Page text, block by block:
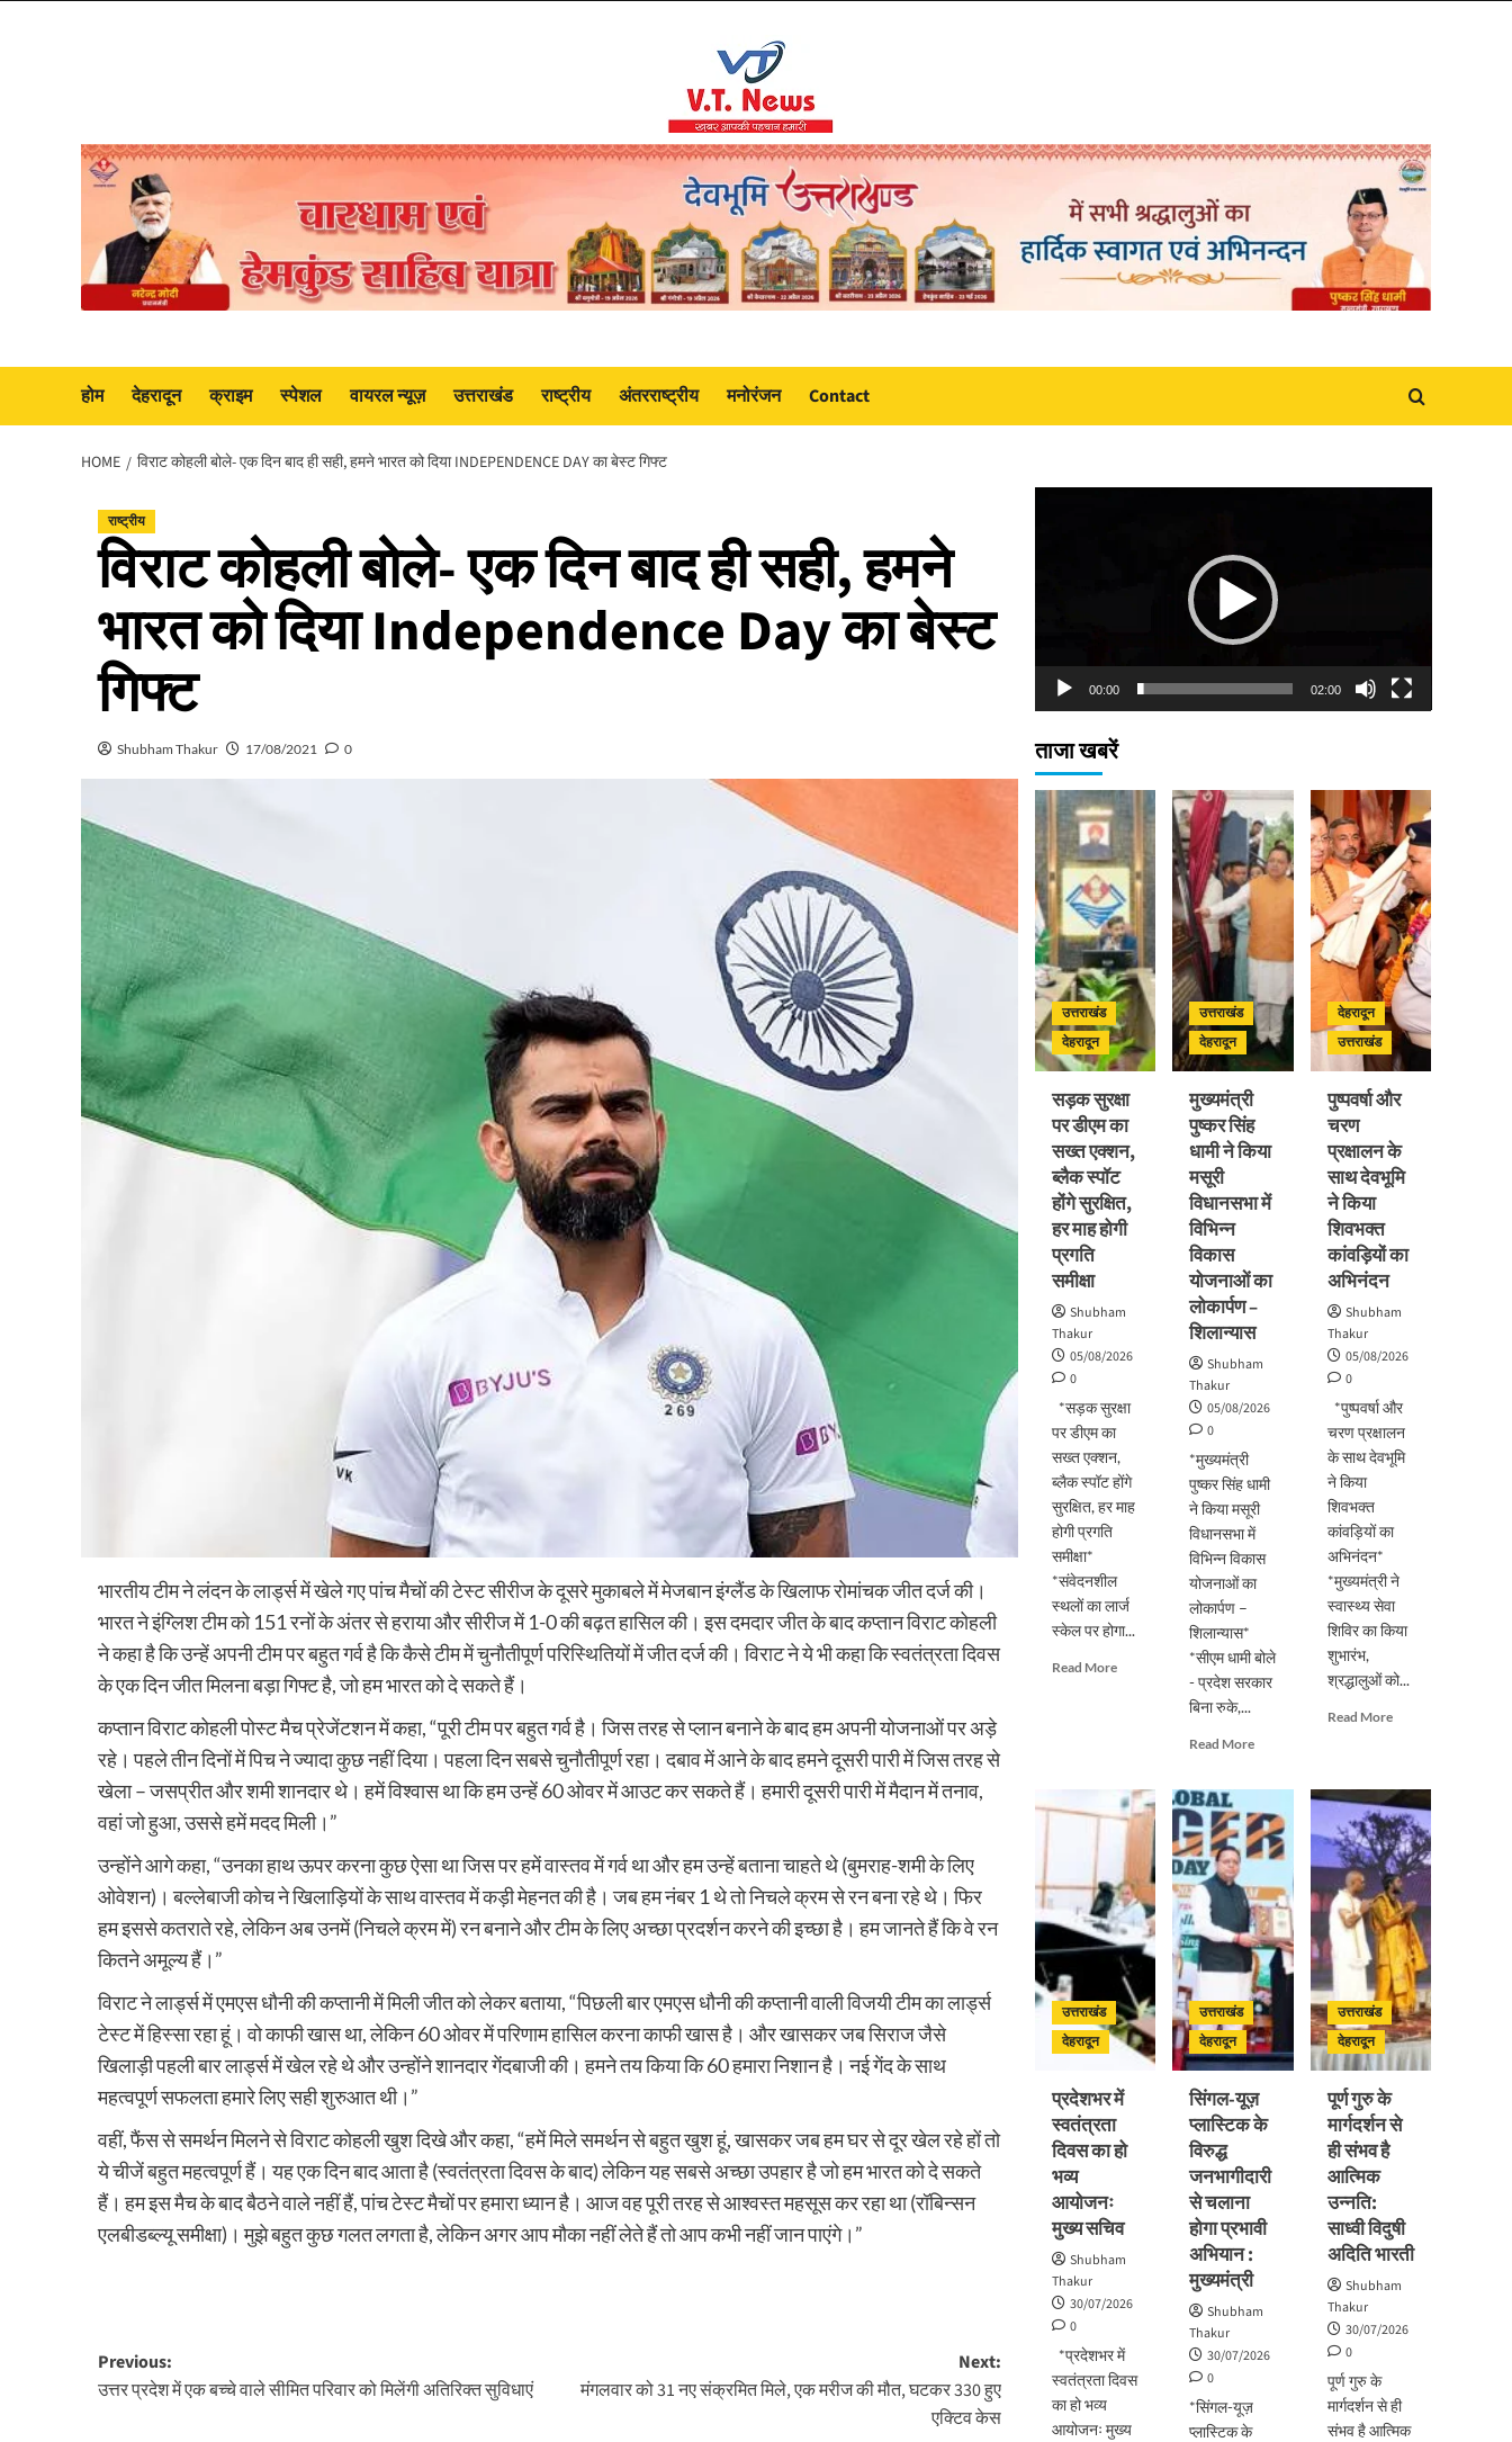
होम देहरादून क्राइम स्पेशल वायरल न्यूज़ उत्तराखंड राष्ट्रीय अंतरराष्ट्रीय मनोरंजन Contact
HOME विराट कोहली बोले- एक दिन बाद ही सही, हमने भारत को दिया INDEPENDENCE DAY का बेस्ट गिफ्ट
राष्ट्रीय
विराट कोहली बोले- एक दिन बाद ही सही, हमने
भारत को दिया Independence Day का बेस्ट
गिफ्ट
Shubham Thakur 17/08/2021 0
भारतीय टीम ने लंदन के लार्ड्स में खेले गए पांच मैचों की टेस्ट सीरीज के दूसरे मुकाबले में मेजबान इंग्लैंड के खिलाफ रोमांचक जीत दर्ज की।
भारत ने इंग्लिश टीम को 151 रनों के अंतर से हराया और सीरीज में 1-0 की बढ़त हासिल की। इस दमदार जीत के बाद कप्तान विराट कोहली
ने कहा है कि उन्हें अपनी टीम पर बहुत गर्व है कि कैसे टीम में चुनौतीपूर्ण परिस्थितियों में जीत दर्ज की। विराट ने ये भी कहा कि स्वतंत्रता दिवस
के एक दिन जीत मिलना बड़ा गिफ्ट है, जो हम भारत को दे सकते हैं।
कप्तान विराट कोहली पोस्ट मैच प्रेजेंटशन में कहा, “पूरी टीम पर बहुत गर्व है। जिस तरह से प्लान बनाने के बाद हम अपनी योजनाओं पर अड़े
रहे। पहले तीन दिनों में पिच ने ज्यादा कुछ नहीं दिया। पहला दिन सबसे चुनौतीपूर्ण रहा। दबाव में आने के बाद हमने दूसरी पारी में जिस तरह से
खेला – जसप्रीत और शमी शानदार थे। हमें विश्वास था कि हम उन्हें 60 ओवर में आउट कर सकते हैं। हमारी दूसरी पारी में मैदान में तनाव,
वहां जो हुआ, उससे हमें मदद मिली।”
उन्होंने आगे कहा, “उनका हाथ ऊपर करना कुछ ऐसा था जिस पर हमें वास्तव में गर्व था और हम उन्हें बताना चाहते थे (बुमराह-शमी के लिए
ओवेशन)। बल्लेबाजी कोच ने खिलाड़ियों के साथ वास्तव में कड़ी मेहनत की है। जब हम नंबर 1 थे तो निचले क्रम से रन बना रहे थे। फिर
हम इससे कतराते रहे, लेकिन अब उनमें (निचले क्रम में) रन बनाने और टीम के लिए अच्छा प्रदर्शन करने की इच्छा है। हम जानते हैं कि वे रन
कितने अमूल्य हैं।”
विराट ने लार्ड्स में एमएस धौनी की कप्तानी में मिली जीत को लेकर बताया, “पिछली बार एमएस धौनी की कप्तानी वाली विजयी टीम का लार्ड्स
टेस्ट में हिस्सा रहा हूं। वो काफी खास था, लेकिन 60 ओवर में परिणाम हासिल करना काफी खास है। और खासकर जब सिराज जैसे
खिलाड़ी पहली बार लार्ड्स में खेल रहे थे और उन्होंने शानदार गेंदबाजी की। हमने तय किया कि 60 हमारा निशान है। नई गेंद के साथ
महत्वपूर्ण सफलता हमारे लिए सही शुरुआत थी।”
वहीं, फैंस से समर्थन मिलने से विराट कोहली खुश दिखे और कहा, “हमें मिले समर्थन से बहुत खुश हूं, खासकर जब हम घर से दूर खेल रहे हों तो
ये चीजें बहुत महत्वपूर्ण हैं। यह एक दिन बाद आता है (स्वतंत्रता दिवस के बाद) लेकिन यह सबसे अच्छा उपहार है जो हम भारत को दे सकते
हैं। हम इस मैच के बाद बैठने वाले नहीं हैं, पांच टेस्ट मैचों पर हमारा ध्यान है। आज वह पूरी तरह से आश्वस्त महसूस कर रहा था (रॉबिन्सन
एलबीडब्ल्यू समीक्षा)। मुझे बहुत कुछ गलत लगता है, लेकिन अगर आप मौका नहीं लेते हैं तो आप कभी नहीं जान पाएंगे।”
Post
navigation
Previous:
उत्तर प्रदेश में एक बच्चे वाले सीमित परिवार को मिलेंगी अतिरिक्त सुविधाएं
Next:
मंगलवार को 31 नए संक्रमित मिले, एक मरीज की मौत, घटकर 330 हुए
एक्टिव केस
00:00 02:00
ताजा खबरें
उत्तराखंड
देहरादून
सड़क सुरक्षा
पर डीएम का
सख्त एक्शन,
ब्लैक स्पॉट
होंगे सुरक्षित,
हर माह होगी
प्रगति
समीक्षा
Shubham
Thakur
05/08/2026
0
*सड़क सुरक्षा
पर डीएम का
सख्त एक्शन,
ब्लैक स्पॉट होंगे
सुरक्षित, हर माह
होगी प्रगति
समीक्षा*
*संवेदनशील
स्थलों का लार्ज
स्केल पर होगा...
Read MoreRead
डीएम
का
सख्त
ब्लैक
स्पॉट
होंगे
सुरक्षित,
हर
माह
होगी
प्रगति
समीक्षा
उत्तराखंड
देहरादून
मुख्यमंत्री
पुष्कर सिंह
धामी ने किया
मसूरी
विधानसभा में
विभिन्न
विकास
योजनाओं का
लोकार्पण –
शिलान्यास
Shubham
Thakur
05/08/2026
0
*मुख्यमंत्री
पुष्कर सिंह धामी
ने किया मसूरी
विधानसभा में
विभिन्न विकास
योजनाओं का
लोकार्पण –
शिलान्यास*
*सीएम धामी बोले
- प्रदेश सरकार
बिना रुके,...
Read MoreRead
पुष्कर
सिंह
धामी
ने
किया
मसूरी
विधानसभा
में
विभिन्न
विकास
योजनाओं
का
–
शिलान्यास
देहरादून
उत्तराखंड
पुष्पवर्षा और
चरण
प्रक्षालन के
साथ देवभूमि
ने किया
शिवभक्त
कांवड़ियों का
अभिनंदन
Shubham
Thakur
05/08/2026
0
*पुष्पवर्षा और
चरण प्रक्षालन
के साथ देवभूमि
ने किया
शिवभक्त
कांवड़ियों का
अभिनंदन*
*मुख्यमंत्री ने
स्वास्थ्य सेवा
शिविर का किया
शुभारंभ,
श्रद्धालुओं को...
Read MoreRead
और
चरण
प्रक्षालन
के
साथ
देवभूमि
ने
किया
शिवभक्त
कांवड़ियों
का
अभिनंदन
उत्तराखंड
देहरादून
प्रदेशभर में
स्वतंत्रता
दिवस का हो
भव्य
आयोजनः
मुख्य सचिव
Shubham
Thakur
30/07/2026
0
*प्रदेशभर में
स्वतंत्रता दिवस
का हो भव्य
आयोजनः मुख्य
उत्तराखंड
देहरादून
सिंगल-यूज़
प्लास्टिक के
विरुद्ध
जनभागीदारी
से चलाना
होगा प्रभावी
अभियान :
मुख्यमंत्री
Shubham
Thakur
30/07/2026
0
*सिंगल-यूज़
प्लास्टिक के
उत्तराखंड
देहरादून
पूर्ण गुरु के
मार्गदर्शन से
ही संभव है
आत्मिक
उन्नति:
साध्वी विदुषी
अदिति भारती
Shubham
Thakur
30/07/2026
0
पूर्ण गुरु के
मार्गदर्शन से ही
संभव है आत्मिक